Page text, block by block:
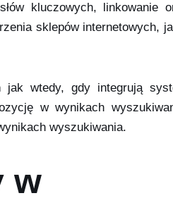
kluczowych, linkowanie
sklepów internetowych,
jak wtedy, gdy integrują
w wynikach
wyszukiwania.
w